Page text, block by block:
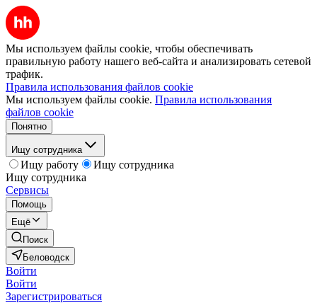
Мы используем файлы cookie, чтобы обеспечивать
правильную работу нашего веб-сайта и анализировать сетевой
трафик.
Правила использования файлов cookie
Мы используем файлы cookie. Правила использования
файлов cookie
Понятно
Ищу сотрудника
Ищу работу
Ищу сотрудника
Ищу сотрудника
Сервисы
Помощь
Ещё
Поиск
Беловодск
Войти
Войти
Зарегистрироваться